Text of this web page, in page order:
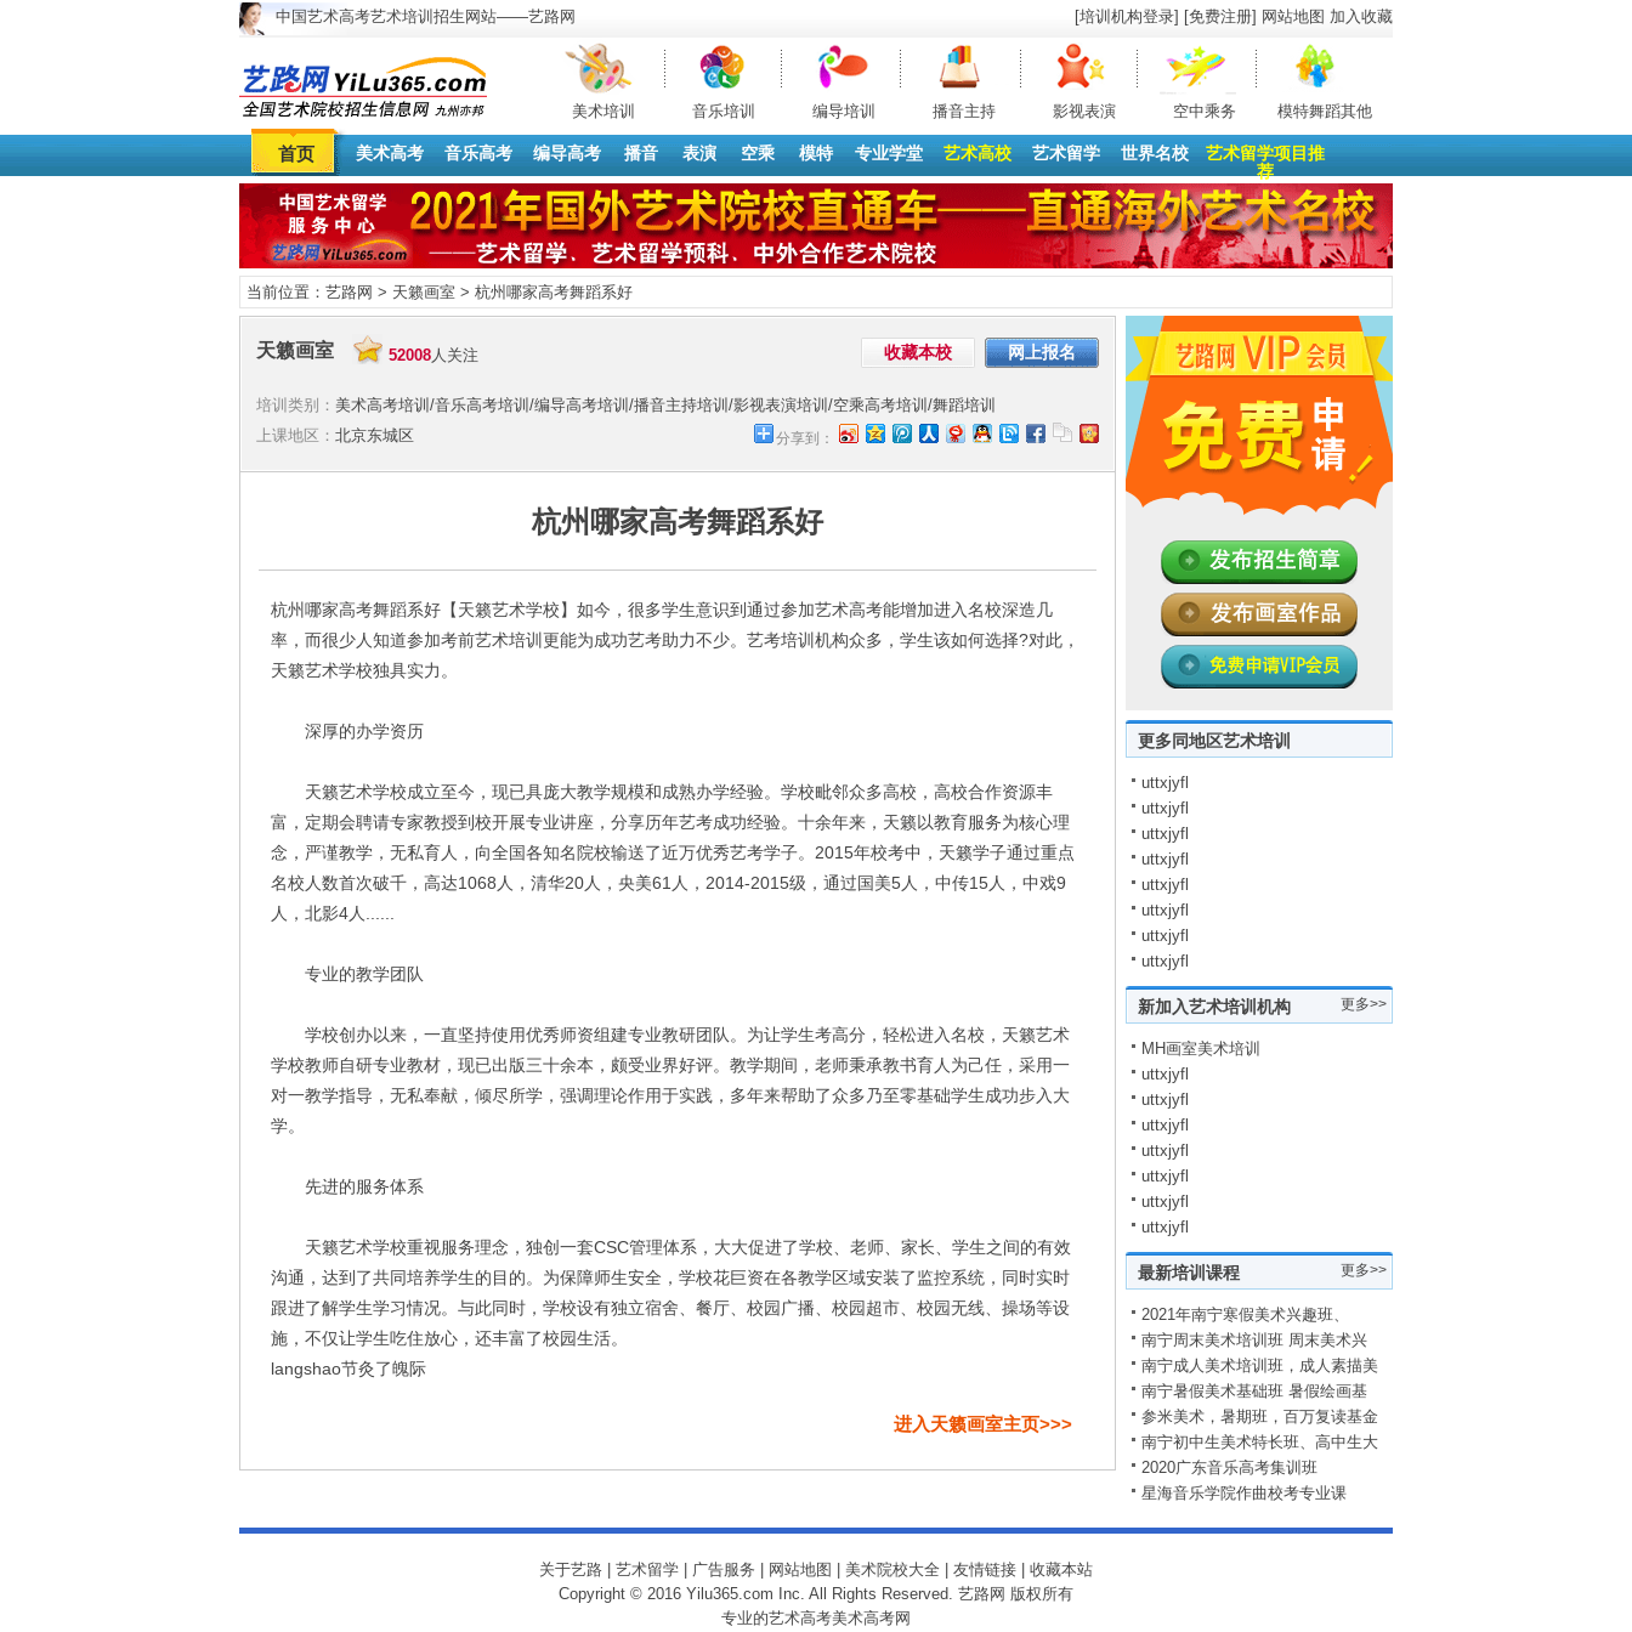
中国艺术高考艺术培训招生网站——艺路网 [培训机构登录] [免费注册] 网站地图 加入收藏
美术培训 音乐培训 编导培训 播音主持 影视表演 空中乘务 模特舞蹈其他
首页 美术高考 音乐高考 编导高考 播音 表演 空乘 模特 专业学堂 艺术高校 艺术留学 世界名校
艺术留学项目推
荐
当前位置： 艺路网 > 天籁画室 > 杭州哪家高考舞蹈系好
天籁画室 52008人关注 网上报名
收藏本校
培训类别： 美术高考培训/音乐高考培训/编导高考培训/播音主持培训/影视表演培训/空乘高考培训/舞蹈培训
分享到：
上课地区： 北京东城区
杭州哪家高考舞蹈系好
杭州哪家高考舞蹈系好【天籁艺术学校】如今，很多学生意识到通过参加艺术高考能增加进入名校深造几
率，而很少人知道参加考前艺术培训更能为成功艺考助力不少。艺考培训机构众多，学生该如何选择?对此，
天籁艺术学校独具实力。
深厚的办学资历
天籁艺术学校成立至今，现已具庞大教学规模和成熟办学经验。学校毗邻众多高校，高校合作资源丰
富，定期会聘请专家教授到校开展专业讲座，分享历年艺考成功经验。十余年来，天籁以教育服务为核心理
念，严谨教学，无私育人，向全国各知名院校输送了近万优秀艺考学子。2015年校考中，天籁学子通过重点
名校人数首次破千，高达1068人，清华20人，央美61人，2014-2015级，通过国美5人，中传15人，中戏9
人，北影4人......
专业的教学团队
学校创办以来，一直坚持使用优秀师资组建专业教研团队。为让学生考高分，轻松进入名校，天籁艺术
学校教师自研专业教材，现已出版三十余本，颇受业界好评。教学期间，老师秉承教书育人为己任，采用一
对一教学指导，无私奉献，倾尽所学，强调理论作用于实践，多年来帮助了众多乃至零基础学生成功步入大
学。
先进的服务体系
天籁艺术学校重视服务理念，独创一套CSC管理体系，大大促进了学校、老师、家长、学生之间的有效
沟通，达到了共同培养学生的目的。为保障师生安全，学校花巨资在各教学区域安装了监控系统，同时实时
跟进了解学生学习情况。与此同时，学校设有独立宿舍、餐厅、校园广播、校园超市、校园无线、操场等设
施，不仅让学生吃住放心，还丰富了校园生活。
langshao节灸了魄际
进入天籁画室主页>>>
更多同地区艺术培训
uttxjyfl
uttxjyfl
uttxjyfl
uttxjyfl
uttxjyfl
uttxjyfl
uttxjyfl
uttxjyfl
更多>>
新加入艺术培训机构
MH画室美术培训
uttxjyfl
uttxjyfl
uttxjyfl
uttxjyfl
uttxjyfl
uttxjyfl
uttxjyfl
更多>>
最新培训课程
2021年南宁寒假美术兴趣班、
南宁周末美术培训班 周末美术兴
南宁成人美术培训班，成人素描美
南宁暑假美术基础班 暑假绘画基
参米美术，暑期班，百万复读基金
南宁初中生美术特长班、高中生大
2020广东音乐高考集训班
星海音乐学院作曲校考专业课
关于艺路 艺术留学 广告服务 网站地图 美术院校大全 友情链接
收藏本站
Copyright © 2016 Yilu365.com Inc. All Rights Reserved. 艺路网 版权所有
专业的艺术高考美术高考网